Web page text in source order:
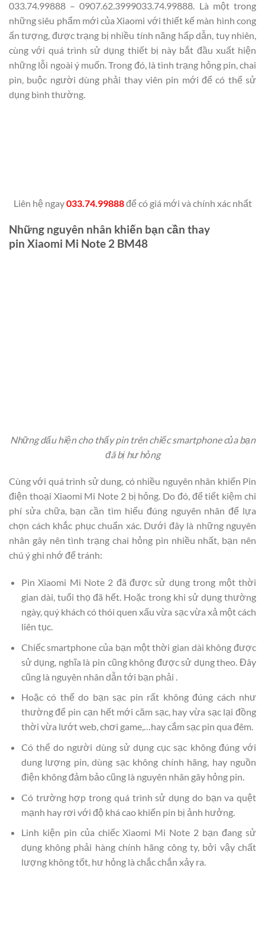
033.74.99888 – 0907.62.3999033.74.99888. Là một trong
những siêu phẩm mới của Xiaomi với thiết kế màn hình cong
ấn tượng, được trạng bị nhiều tính năng hấp dẫn, tuy nhiên,
cùng với quá trình sử dụng thiết bị này bắt đầu xuất hiện
những lỗi ngoài ý muốn. Trong đó, là tình trạng hỏng pin, chai
pin, buộc người dùng phải thay viên pin mới để có thể sử
dụng bình thường.
Liên hệ ngay033.74.99888để có giá mới và chính xác nhất
Những nguyên nhân khiến bạn cần thay
pin Xiaomi Mi Note 2 BM48
Những dấu hiện cho thấy pin trên chiếc smartphone của bạn
đã bị hư hỏng
Cùng với quá trình sử dung, có nhiều nguyên nhân khiến Pin
điện thoại Xiaomi Mi Note 2 bị hỏng. Do đó, để tiết kiệm chi
phí sửa chữa, bạn cần tìm hiểu đúng nguyên nhân để lựa
chọn cách khắc phục chuẩn xác. Dưới đây là những nguyên
nhân gây nên tình trạng chai hỏng pin nhiều nhất, bạn nên
chú ý ghi nhớ để tránh:
Pin Xiaomi Mi Note 2 đã được sử dụng trong một thời
gian dài, tuổi thọ đã hết. Hoặc trong khi sử dụng thường
ngày, quý khách có thói quen xấu vừa sạc vừa xả một cách
liên tục.
Chiếc smartphone của bạn một thời gian dài không được
sử dụng, nghĩa là pin cũng không được sử dụng theo. Đây
cũng là nguyên nhân dẫn tới bạn phải .
Hoặc có thể do bạn sạc pin rất không đúng cách như
thường để pin cạn hết mới căm sạc, hay vừa sạc lại đồng
thời vừa lướt web, chơi game,…hay cắm sạc pin qua đêm.
Có thể do người dùng sử dụng cục sạc không đúng với
dung lượng pin, dùng sạc không chính hãng, hay nguồn
điện không đảm bảo cũng là nguyên nhân gây hỏng pin.
Có trường hợp trong quá trình sử dụng do bạn va quệt
mạnh hay rơi với độ khá cao khiến pin bị ảnh hưởng.
Linh kiện pin của chiếc Xiaomi Mi Note 2 bạn đang sử
dụng không phải hàng chính hãng công ty, bởi vậy chất
lượng không tốt, hư hỏng là chắc chắn xảy ra.